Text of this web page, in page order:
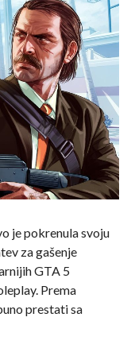
je pokrenula svoju
za gašenje
GTA 5
Prema
prestati sa